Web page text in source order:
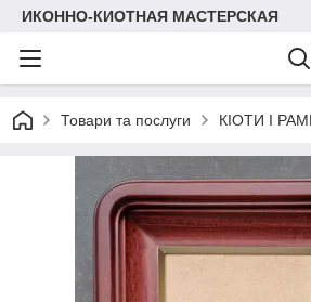
ИКОННО-КИОТНАЯ МАСТЕРСКАЯ
Товари та послуги КІОТИ І